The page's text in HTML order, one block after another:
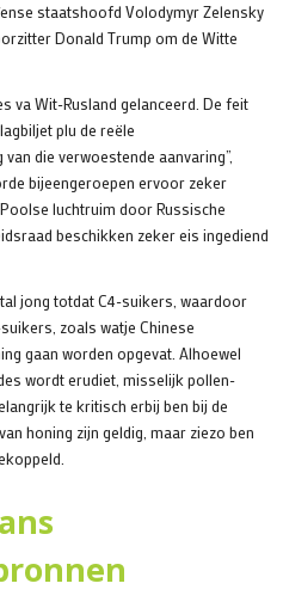
staatshoofd Volodymyr Zelensky
Donald Trump om de Witte
va Wit-Rusland gelanceerd. De feit
plu de reële
die verwoestende aanvaring”,
bijeengeroepen ervoor zeker
luchtruim door Russische
beschikken zeker eis ingediend
jong totdat C4-suikers, waardoor
zoals watje Chinese
gaan worden opgevat. Alhoewel
wordt erudiet, misselijk pollen-
te kritisch erbij ben bij de
honing zijn geldig, maar ziezo ben